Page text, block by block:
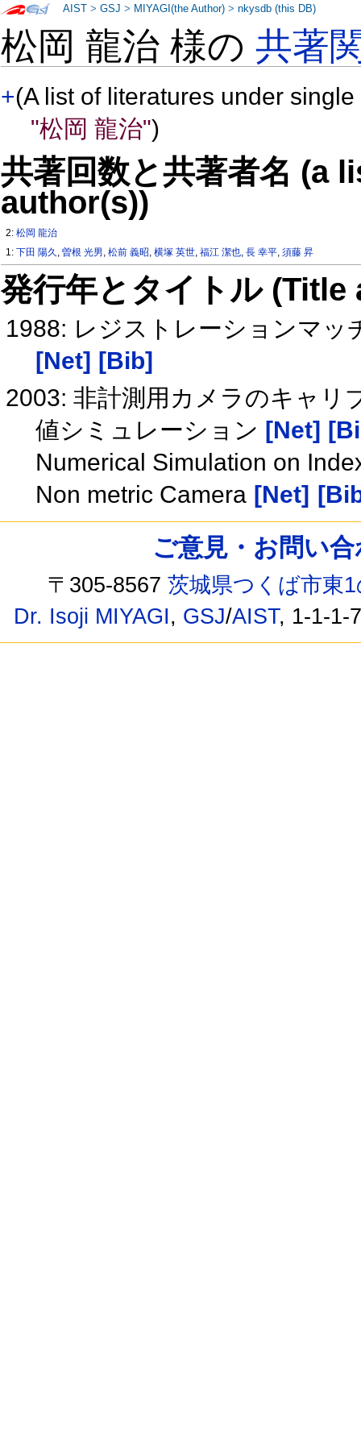
松岡 龍治 様の共著
+(A list of literatures under
"松岡 龍治")
共著回数と共著者名 (a
author(s))
2:松岡 龍治
1:下田 陽久 ,曽根 光男,松前 義昭,横塚 英世,福江 潔也,長 幸平,須藤 昇
発行年とタイトル
1988: レジストレーションマッ
[Net] [Bib]
2003: 非計測用カメラのキャリ
値シミュレーション [Net]
Numerical Simulation on
Non metric Camera [Net]
AIST >GSJ > MIYAGI(the Author) >nkysdb (this DB)
ご意見・お問い
〒305-8567茨城県つくば市東
Dr. Isoji MIYAGI, GSJ/AIST, 1-1-1-